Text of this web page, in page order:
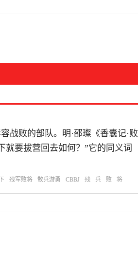
战败的部队。明·邵璨《香囊记·败
要拔营回去如何？”它的同义词
残军败将 散兵游勇 CBBJ 残 兵 败 将